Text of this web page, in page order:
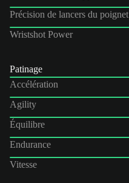
Précision de lancers du poignet
Wristshot Power
Patinage
Accélération
Agility
Équilibre
Endurance
Vitesse